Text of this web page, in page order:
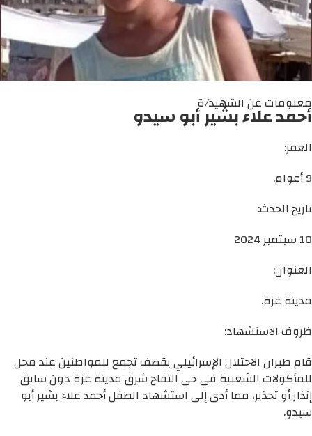
معلومات عن الشهيد/ة
أحمد علاء بشير أبو سيدو
العمر:
9 أعوام.
تاريخ الحدث:
10 سبتمبر 2024
العنوان:
مدينة غزة.
ظروف الاستشهاد:
قام طيران الاحتلال الإسرائيلي بقصف تجمع للمواطنين عند محل
للمأكولات الشعبية في حي التفاح شرق مدينة غزة دون سابق
إنذار أو تحذير، مما أدى إلى استشهاد الطفل أحمد علاء بشير أبو
سيدو.